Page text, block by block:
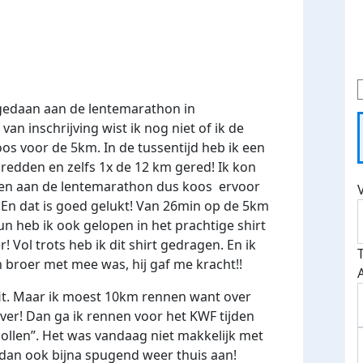
aan de lentemarathon in
inschrijving wist ik nog niet of ik de
voor de 5km. In de tussentijd heb ik een
en zelfs 1x de 12 km gered! Ik kon
aan de lentemarathon dus koos ervoor
dat is goed gelukt! Van 26min op de 5km
heb ik ook gelopen in het prachtige shirt
Vol trots heb ik dit shirt gedragen. En ik
met mee was, hij gaf me kracht!!
Maar ik moest 10km rennen want over
Dan ga ik rennen voor het KWF tijden
Het was vandaag niet makkelijk met
ook bijna spugend weer thuis aan!